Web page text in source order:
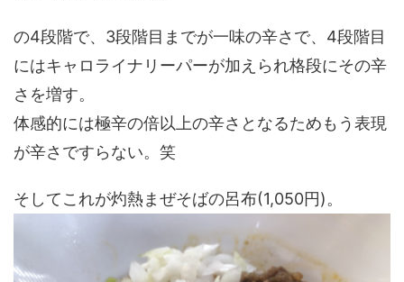
の4段階で、3段階目までが一味の辛さで、4段階目
にはキャロライナリーパーが加えられ格段にその辛
さを増す。
体感的には極辛の倍以上の辛さとなるためもう表現
が辛さですらない。笑
そしてこれが灼熱まぜそばの呂布(1,050円)。